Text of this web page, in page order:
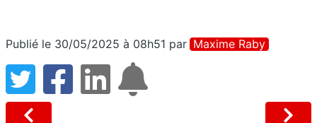
Publié le 30/05/2025 à 08h51 par Maxime Raby